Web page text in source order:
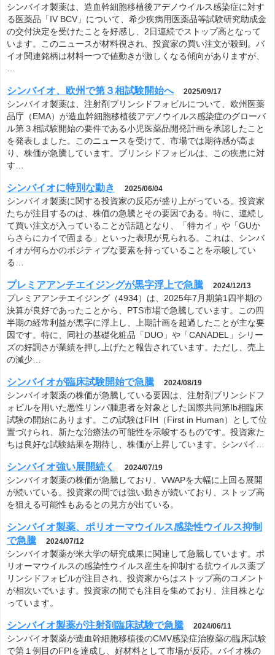
品庁（EMA）が造血幹細胞移植後アデノウイルス感染症のグローバ
ル第３相試験開始の要件である小児医薬品開発計画を承認したこと
を発表しました。このニュースを受けて、市場では期待感が高ま
り、株価が急騰しています。ブリンシドフォビルは、この疾患に対
す…
シンバイオ製薬に関する投資家の反応が盛り上がっている。投資家
たちが注目するのは、株価の急騰とその要因である。特に、連続し
て買い注文が入っていることが話題となり、「特カイ」や「GUか
らさらにカイで固まる」といった表現が見られる。これは、シンバ
イオが何らかのポジティブな要素を持っていることを示唆してい
る…
プレミアアンチエイジング（4934）は、2025年7月期第1四半期の
決算が良好であったことから、PTS市場で急騰しています。この四
半期の経常利益が黒字に浮上し、上期計画を超過したことが主な要
因です。特に、同社の基礎化粧品「DUO」や「CANADEL」シリー
ズの好調さが業績を押し上げたと報告されています。ただし、売上
の減少…
シンバイオ製薬の株価が急騰している要因は、注射剤ブリンシドフ
ォビルを用いた悪性リンパ腫患者を対象とした国際共同第Ib相臨床
試験の開始にあります。この試験はFIH（First in Human）として位
置づけられ、新たな治療法の可能性を示唆するものです。投資家た
ちは良好な試験結果を期待し、株価が上昇しています。シンバイ…
シンバイオ強い展開続く
が続いている。投資家の間では強い動きが続いており、ストップ高
を狙える可能性もあるとの見方が出ている。
シンバイオ製薬、ポリオーマウイルス感染性ウイルス抑制
で急騰
2024/07/12
シンバイオ製薬が米大学の研究成果に関連して急騰しています。ポ
リンシドフォビルが注目され、投資家からはストップ高のコメント
が相次いでいます。投資家の間でも注目を集めており、注目株とな
っています。
シンバイオ製薬が造血幹細胞移植後のCMV感染症治療薬の臨床試験
で第１例目のFPIを達成し、好材料として市場が反応。バイオ株の
地合いが良く、投資家の期待が高まっている。
セルソース、新社長期待で急騰 2024/03/12
セルソースは1Qの経常減収で急騰しており、伊藤忠との関係や新社
長の期待が株価に影響している。投資家は伊藤忠の影響力や新社長
注射剤ブリンシドフォビルの第2相試験でウイルス消失確認
で急騰
2023/12/11